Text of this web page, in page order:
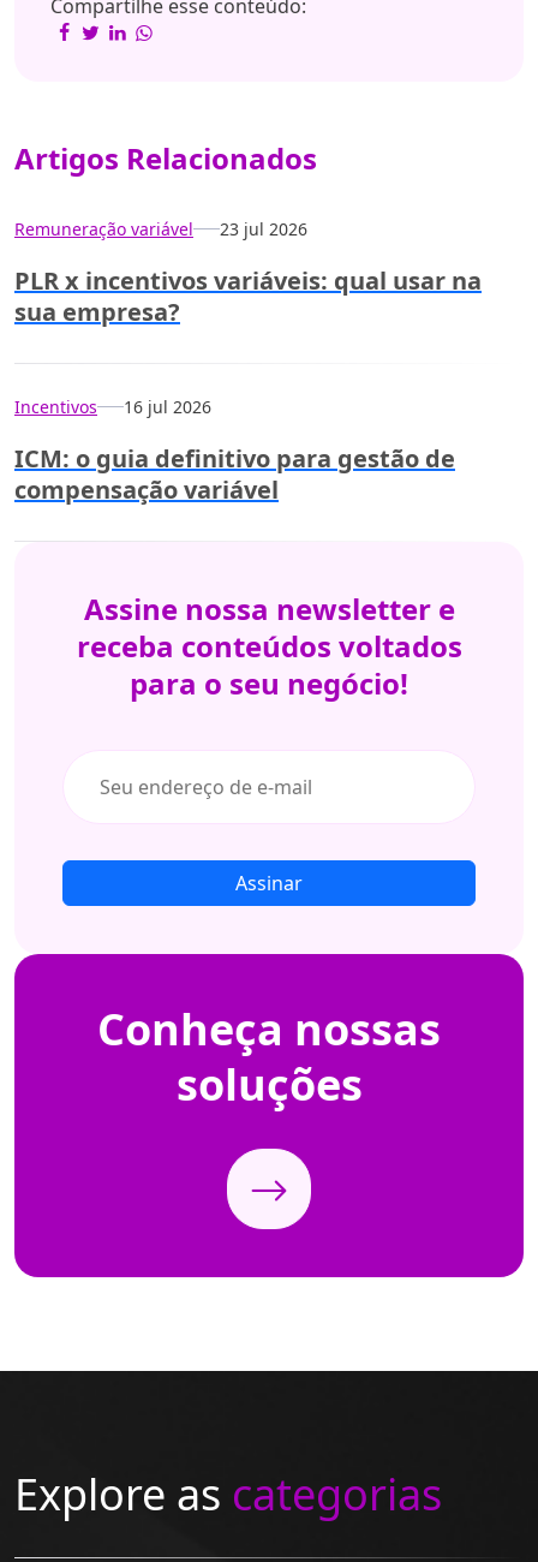
Compartilhe esse conteúdo:
Artigos Relacionados
Remuneração variável 23 jul 2026
PLR x incentivos variáveis: qual usar na
sua empresa?
Incentivos 16 jul 2026
ICM: o guia definitivo para gestão de
compensação variável
Assine nossa newsletter e
receba conteúdos voltados
para o seu negócio!
Assinar
Conheça nossas
soluções
Explore as categorias